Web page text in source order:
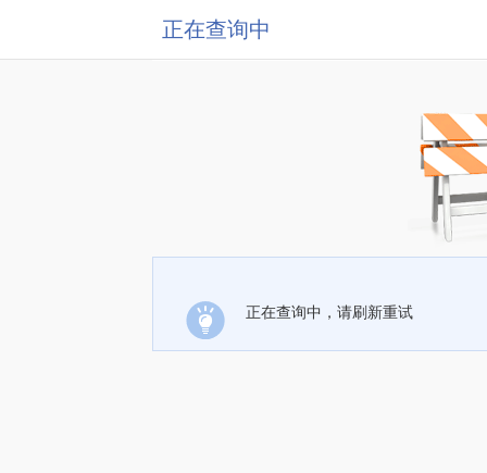
正在查询中
正在查询中，请刷新重试